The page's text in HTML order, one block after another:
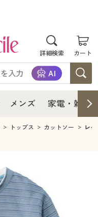
詳細検索 カート
メンズ 家電・雑貨
トップス カットソー レ